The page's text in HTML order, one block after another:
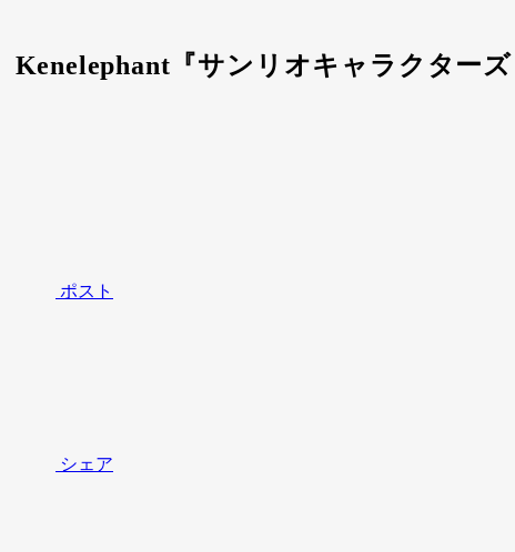
Kenelephant『サンリオキャラクター
ポスト
シェア